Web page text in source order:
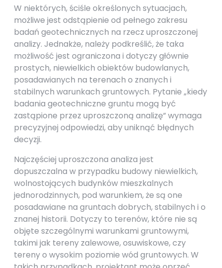
W niektórych, ściśle określonych sytuacjach,
możliwe jest odstąpienie od pełnego zakresu
badań geotechnicznych na rzecz uproszczonej
analizy. Jednakże, należy podkreślić, że taka
możliwość jest ograniczona i dotyczy głównie
prostych, niewielkich obiektów budowlanych,
posadawianych na terenach o znanych i
stabilnych warunkach gruntowych. Pytanie „kiedy
badania geotechniczne gruntu mogą być
zastąpione przez uproszczoną analizę” wymaga
precyzyjnej odpowiedzi, aby uniknąć błędnych
decyzji.
Najczęściej uproszczona analiza jest
dopuszczalna w przypadku budowy niewielkich,
wolnostojących budynków mieszkalnych
jednorodzinnych, pod warunkiem, że są one
posadawiane na gruntach dobrych, stabilnych i o
znanej historii. Dotyczy to terenów, które nie są
objęte szczególnymi warunkami gruntowymi,
takimi jak tereny zalewowe, osuwiskowe, czy
tereny o wysokim poziomie wód gruntowych. W